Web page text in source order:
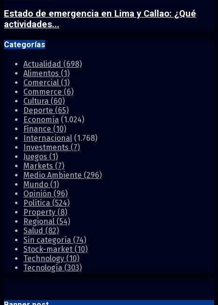
Estado de emergencia en Lima y Callao: ¿Qué
actividades...
Categorías
Actualidad (698)
Alimentos (1)
Comercial (1)
Commerce (6)
Cultura (60)
Deporte (65)
Economía (1.024)
Finance (10)
Internacional (1.768)
Investments (7)
Juegos (1)
Markets (7)
Medio Ambiente (296)
Mundo (1)
Opinión (96)
Política (524)
Property (8)
Regional (54)
Salud (82)
Sin categoría (74)
Stock-market (10)
Technology (10)
Tecnología (303)